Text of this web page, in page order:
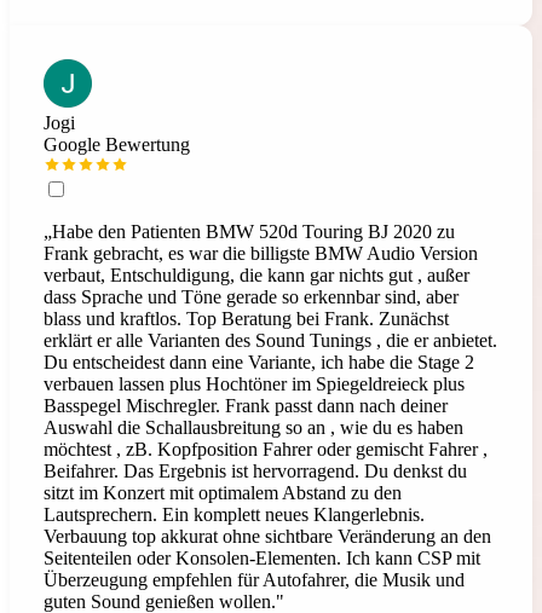
Jogi
Google Bewertung
„Habe den Patienten BMW 520d Touring BJ 2020 zu
Frank gebracht, es war die billigste BMW Audio Version
verbaut, Entschuldigung, die kann gar nichts gut , außer
dass Sprache und Töne gerade so erkennbar sind, aber
blass und kraftlos. Top Beratung bei Frank. Zunächst
erklärt er alle Varianten des Sound Tunings , die er anbietet.
Du entscheidest dann eine Variante, ich habe die Stage 2
verbauen lassen plus Hochtöner im Spiegeldreieck plus
Basspegel Mischregler. Frank passt dann nach deiner
Auswahl die Schallausbreitung so an , wie du es haben
möchtest , zB. Kopfposition Fahrer oder gemischt Fahrer ,
Beifahrer. Das Ergebnis ist hervorragend. Du denkst du
sitzt im Konzert mit optimalem Abstand zu den
Lautsprechern. Ein komplett neues Klangerlebnis.
Verbauung top akkurat ohne sichtbare Veränderung an den
Seitenteilen oder Konsolen-Elementen. Ich kann CSP mit
Überzeugung empfehlen für Autofahrer, die Musik und
guten Sound genießen wollen."